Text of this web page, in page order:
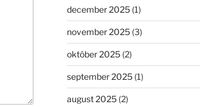
december 2025(1)
november 2025(3)
október 2025(2)
september 2025(1)
august 2025(2)